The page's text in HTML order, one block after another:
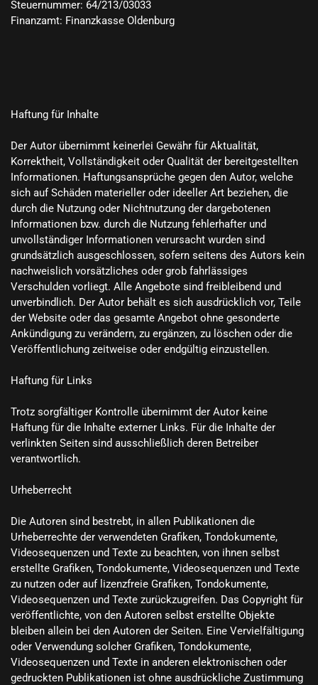
Steuernummer: 64/213/03033
Finanzamt: Finanzkasse Oldenburg
Haftung für Inhalte
Der Autor übernimmt keinerlei Gewähr für Aktualität,
Korrektheit, Vollständigkeit oder Qualität der bereitgestellten
Informationen. Haftungsansprüche gegen den Autor, welche
sich auf Schäden materieller oder ideeller Art beziehen, die
durch die Nutzung oder Nichtnutzung der dargebotenen
Informationen bzw. durch die Nutzung fehlerhafter und
unvollständiger Informationen verursacht wurden sind
grundsätzlich ausgeschlossen, sofern seitens des Autors kein
nachweislich vorsätzliches oder grob fahrlässiges
Verschulden vorliegt. Alle Angebote sind freibleibend und
unverbindlich. Der Autor behält es sich ausdrücklich vor, Teile
der Website oder das gesamte Angebot ohne gesonderte
Ankündigung zu verändern, zu ergänzen, zu löschen oder die
Veröffentlichung zeitweise oder endgültig einzustellen.
Haftung für Links
Trotz sorgfältiger Kontrolle übernimmt der Autor keine
Haftung für die Inhalte externer Links. Für die Inhalte der
verlinkten Seiten sind ausschließlich deren Betreiber
verantwortlich.
Urheberrecht
Die Autoren sind bestrebt, in allen Publikationen die
Urheberrechte der verwendeten Grafiken, Tondokumente,
Videosequenzen und Texte zu beachten, von ihnen selbst
erstellte Grafiken, Tondokumente, Videosequenzen und Texte
zu nutzen oder auf lizenzfreie Grafiken, Tondokumente,
Videosequenzen und Texte zurückzugreifen. Das Copyright für
veröffentlichte, von den Autoren selbst erstellte Objekte
bleiben allein bei den Autoren der Seiten. Eine Vervielfältigung
oder Verwendung solcher Grafiken, Tondokumente,
Videosequenzen und Texte in anderen elektronischen oder
gedruckten Publikationen ist ohne ausdrückliche Zustimmung